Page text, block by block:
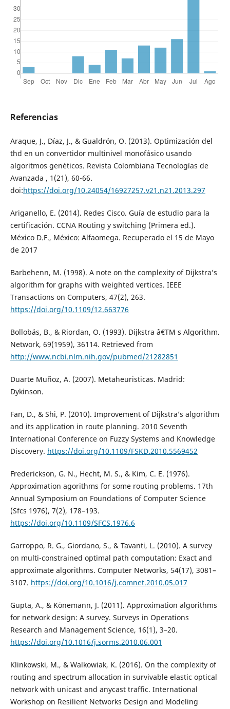
Referencias
Araque, J., Díaz, J., & Gualdrón, O. (2013). Optimización del
thd en un convertidor multinivel monofásico usando
algoritmos genéticos. Revista Colombiana Tecnologías de
Avanzada , 1(21), 60-66.
doi:https://doi.org/10.24054/16927257.v21.n21.2013.297
Ariganello, E. (2014). Redes Cisco. Guía de estudio para la
certificación. CCNA Routing y switching (Primera ed.).
México D.F., México: Alfaomega. Recuperado el 15 de Mayo
de 2017
Barbehenn, M. (1998). A note on the complexity of Dijkstra’s
algorithm for graphs with weighted vertices. IEEE
Transactions on Computers, 47(2), 263.
https://doi.org/10.1109/12.663776
Bollobás, B., & Riordan, O. (1993). Dijkstra â€TM s Algorithm.
Network, 69(1959), 36114. Retrieved from
http://www.ncbi.nlm.nih.gov/pubmed/21282851
Duarte Muñoz, A. (2007). Metaheuristicas. Madrid:
Dykinson.
Fan, D., & Shi, P. (2010). Improvement of Dijkstra’s algorithm
and its application in route planning. 2010 Seventh
International Conference on Fuzzy Systems and Knowledge
Discovery. https://doi.org/10.1109/FSKD.2010.5569452
Frederickson, G. N., Hecht, M. S., & Kim, C. E. (1976).
Approximation agorithms for some routing problems. 17th
Annual Symposium on Foundations of Computer Science
(Sfcs 1976), 7(2), 178–193.
https://doi.org/10.1109/SFCS.1976.6
Garroppo, R. G., Giordano, S., & Tavanti, L. (2010). A survey
on multi-constrained optimal path computation: Exact and
approximate algorithms. Computer Networks, 54(17), 3081–
3107. https://doi.org/10.1016/j.comnet.2010.05.017
Gupta, A., & Könemann, J. (2011). Approximation algorithms
for network design: A survey. Surveys in Operations
Research and Management Science, 16(1), 3–20.
https://doi.org/10.1016/j.sorms.2010.06.001
Klinkowski, M., & Walkowiak, K. (2016). On the complexity of
routing and spectrum allocation in survivable elastic optical
network with unicast and anycast traffic. International
Workshop on Resilient Networks Design and Modeling